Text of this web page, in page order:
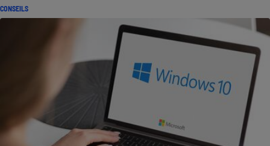
CONSEILS